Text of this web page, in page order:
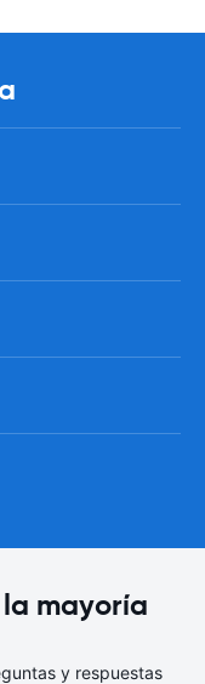
mayoría
y respuestas